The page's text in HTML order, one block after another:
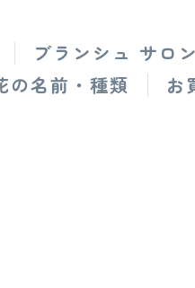
ブランシュ サロン
の名前・種類 お